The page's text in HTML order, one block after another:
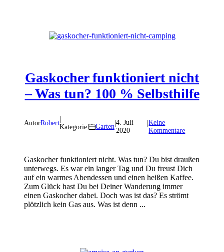
Gaskocher funktioniert nicht
– Was tun? 100 % Selbsthilfe
AutorRobert
Kategorie
Garten
4. Juli
2020
|Keine
Kommentare
Gaskocher funktioniert nicht. Was tun? Du bist draußen
unterwegs. Es war ein langer Tag und Du freust Dich
auf ein warmes Abendessen und einen heißen Kaffee.
Zum Glück hast Du bei Deiner Wanderung immer
einen Gaskocher dabei. Doch was ist das? Es strömt
plötzlich kein Gas aus. Was ist denn ...